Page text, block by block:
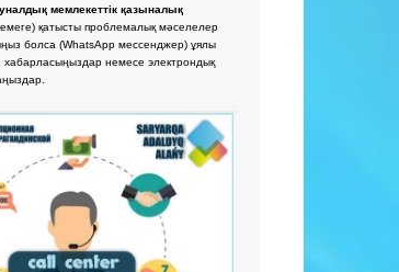
мемлекеттік қазыналық
қатысты проблемалық мәселелер
болса (WhatsApp мессенджер) ұялы
хабарласыңыздар немесе электрондық